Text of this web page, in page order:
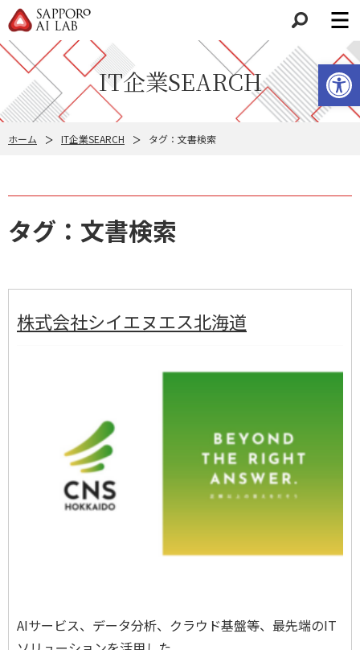
ツールバーを開く
検索
IT企業SEARCH
ホーム IT企業SEARCH タグ：文書検索
タグ：文書検索
株式会社シイエヌエス北海道
AIサービス、データ分析、クラウド基盤等、最先端のIT